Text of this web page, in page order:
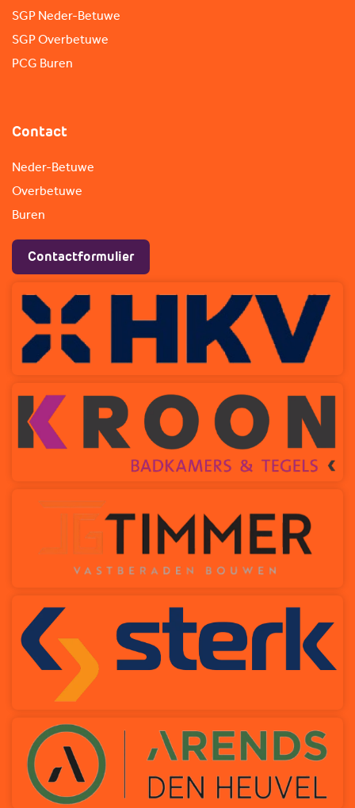
SGP Neder-Betuwe
SGP Overbetuwe
PCG Buren
Contact
Neder-Betuwe
Overbetuwe
Buren
Contactformulier